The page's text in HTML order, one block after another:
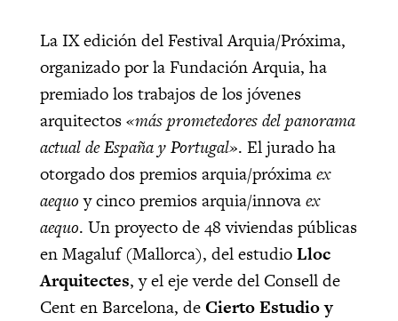
La IX edición del Festival Arquia/Próxima,
organizado por la Fundación Arquia, ha
premiado los trabajos de los jóvenes
arquitectos«más prometedores del panorama
actual de España y Portugal». El jurado ha
otorgado dos premios arquia/próximaex
aequoy cinco premios arquia/innovaex
aequo. Un proyecto de 48 viviendas públicas
en Magaluf (Mallorca), del estudioLloc
Arquitectes, y el eje verde del Consell de
Cent en Barcelona, deCierto Estudio y